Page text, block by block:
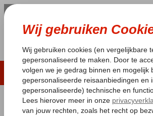
LAST MINUTE
Pakketgarantie